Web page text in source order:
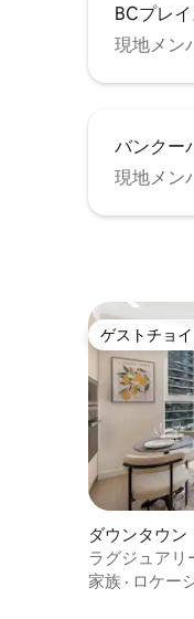
BCプレ
現地メン
バンクー
現地メン
ゲストチョ
ゲストチョ
ダウンタウン
のマンション
ラグジュアリ
完備 | BCプレ
家族 · ロケー